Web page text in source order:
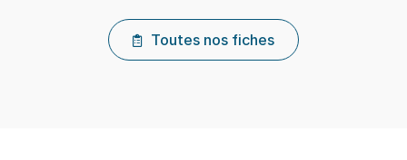
Toutes nos fiches